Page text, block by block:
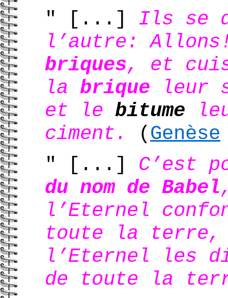
" [...] Ils se
l’autre:
briques, et
la brique leur
et le bitume
ciment.
( Genèse
" [...] C’est
du nom de Babel
l’Eternel
toute la terre,
l’Eternel les
de toute la